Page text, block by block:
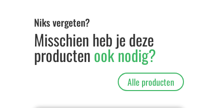
Niks vergeten?
Misschien heb je deze
productenook nodig?
Alle producten